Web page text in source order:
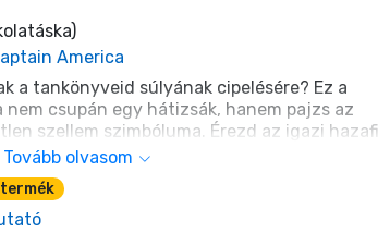
America
a tankönyveid súlyának cipelésére? Ez a
csupán egy hátizsák, hanem pajzs az
szellem szimbóluma. Érezd az igazi hazafi
felkapod a válladra. Lépj túl a
Tovább olvasom